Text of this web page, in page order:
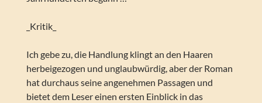
_Kritik_
Ich gebe zu, die Handlung klingt an den Haaren
herbeigezogen und unglaubwürdig, aber der Roman
hat durchaus seine angenehmen Passagen und
bietet dem Leser einen ersten Einblick in das